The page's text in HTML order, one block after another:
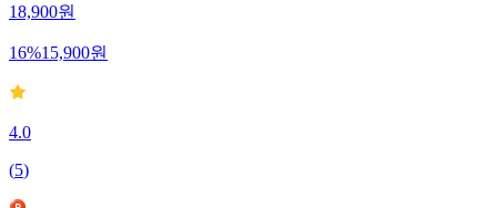
18,900원
16%15,900원
4.0
(5)